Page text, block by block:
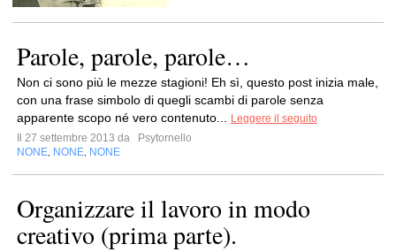
Parole, parole, parole…
Non ci sono più le mezze stagioni! Eh sì, questo post inizia male,
con una frase simbolo di quegli scambi di parole senza
apparente scopo né vero contenuto...
Leggere il seguito
Il 27 settembre 2013 da
Psytornello
NONE NONE NONE
Organizzare il lavoro in modo
creativo (prima parte).